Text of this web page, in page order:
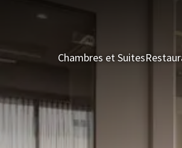
Chambres et Suites